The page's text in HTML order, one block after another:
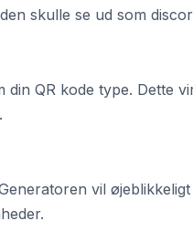
skulle se ud som
din QR kode type. Dette
vil